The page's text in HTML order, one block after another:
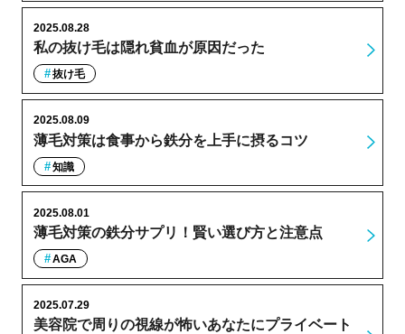
私の抜け毛は隠れ貧血が原因だった
2025.08.28
抜け毛
薄毛対策は食事から鉄分を上手に摂るコツ
2025.08.09
知識
薄毛対策の鉄分サプリ！賢い選び方と注意点
2025.08.01
AGA
美容院で周りの視線が怖いあなたにプライベート
2025.07.29